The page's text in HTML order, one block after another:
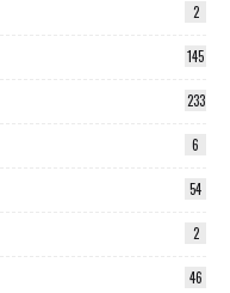
2
145
233
6
54
2
46